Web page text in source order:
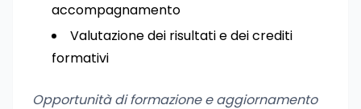
accompagnamento
Valutazione dei risultati e dei crediti
formativi
Opportunità di formazione e aggiornamento